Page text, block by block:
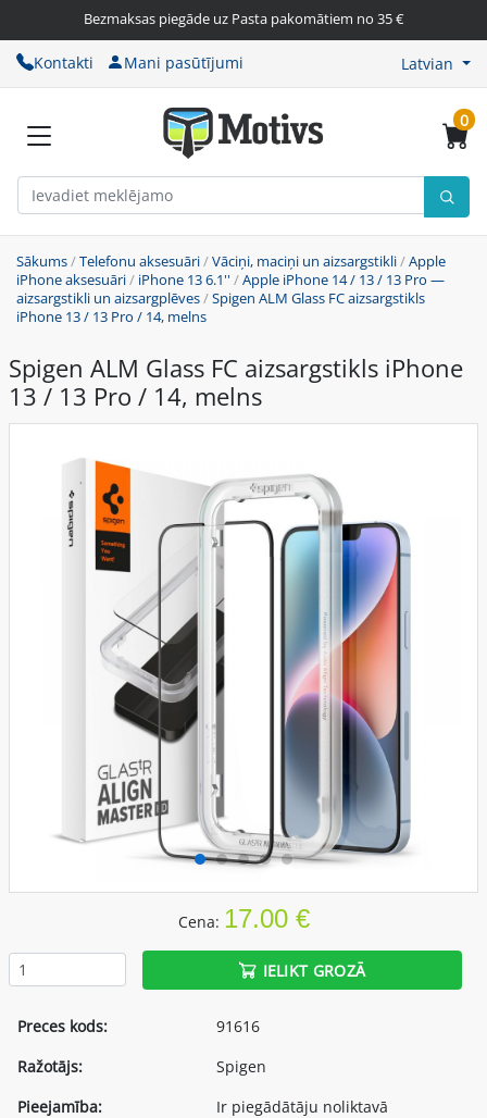
Bezmaksas piegāde uz Pasta pakomātiem no 35 €
Kontakti Mani pasūtījumi Latvian
0
Sākums/Telefonu aksesuāri/Vāciņi, maciņi un aizsargstikli/Apple
iPhone aksesuāri/ iPhone 13 6.1'' /Apple iPhone 14 / 13 / 13 Pro —
aizsargstikli un aizsargplēves/Spigen ALM Glass FC aizsargstikls
iPhone 13 / 13 Pro / 14, melns
Spigen ALM Glass FC aizsargstikls iPhone
13 / 13 Pro / 14, melns
Cena: 17.00 €
IELIKT GROZĀ
Preces kods:
91616
Ražotājs:
Spigen
Pieejamība:
Ir piegādātāju noliktavā